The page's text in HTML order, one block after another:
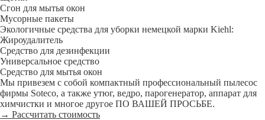
Сгон для мытья окон
Мусорные пакеты
Экологичные средства для уборки немецкой марки Kiehl:
Жироудалитель
Средство для дезинфекции
Универсальное средство
Средство для мытья окон
Мы привезем с собой компактный профессиональный пылесос
фирмы Soteco, а также утюг, ведро, парогенератор, аппарат для
химчистки и многое другое ПО ВАШЕЙ ПРОСЬБЕ.
→ Рассчитать стоимость